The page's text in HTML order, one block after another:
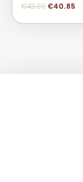
€43.00 €40.85